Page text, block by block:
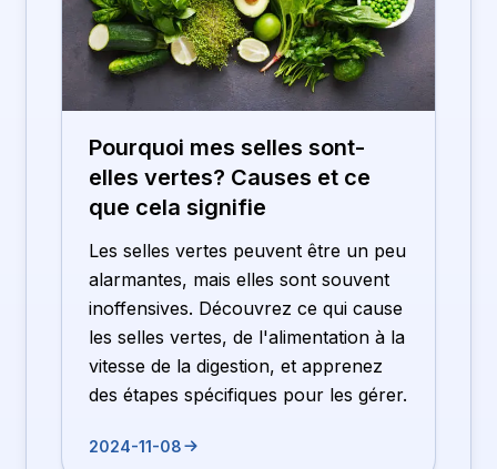
Pourquoi mes selles sont-
elles vertes? Causes et ce
que cela signifie
Les selles vertes peuvent être un peu
alarmantes, mais elles sont souvent
inoffensives. Découvrez ce qui cause
les selles vertes, de l'alimentation à la
vitesse de la digestion, et apprenez
des étapes spécifiques pour les gérer.
2024-11-08